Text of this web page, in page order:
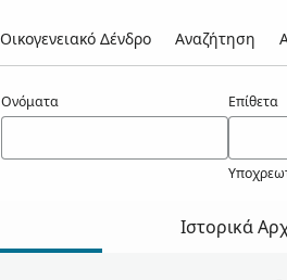
Οικογενειακό Δένδρο Αναζήτηση
Ονόματα Επίθετα
Ιστορικά